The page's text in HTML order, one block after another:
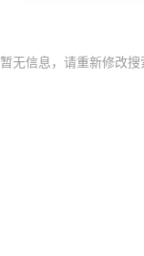
暂无信息，请重新修改